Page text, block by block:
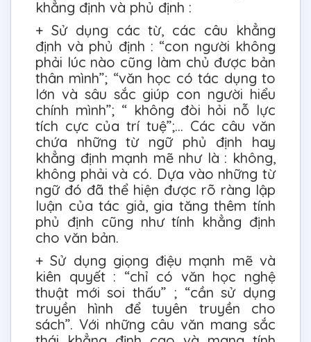
khẳng định và phủ định :
+ Sử dụng các từ, các câu khẳng
định và phủ định : “con người không
phải lúc nào cũng làm chủ được bản
thân mình”; “văn học có tác dụng to
lớn và sâu sắc giúp con người hiểu
chính mình”; “ không đòi hỏi nỗ lực
tích cực của trí tuệ”;… Các câu văn
chứa những từ ngữ phủ định hay
khẳng định mạnh mẽ như là : không,
không phải và có. Dựa vào những từ
ngữ đó đã thể hiện được rõ ràng lập
luận của tác giả, gia tăng thêm tính
phủ định cũng như tính khẳng định
cho văn bản.
+ Sử dụng giọng điệu mạnh mẽ và
kiên quyết : “chỉ có văn học nghệ
thuật mới soi thấu” ; “cần sử dụng
truyền hình để tuyên truyền cho
sách”. Với những câu văn mang sắc